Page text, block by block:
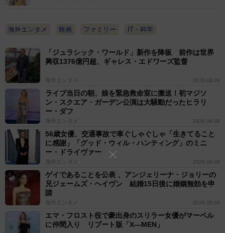
海外エンタメ 映画 ファミリー IT・科学
「ジュラシック・ワールド」新作を降板 前作は世界
興収1376億円超、ギャレス・エドワーズ監督
海外エンタメ 2026.08.08
ライブ当日の朝、娘を緊急救命室に搬送！初マジソ
ン・スクエア・ガーデン公演は大騒動だったヒラリ
ー・ダフ
海外エンタメ 2026.08.08
56歳女優、交通事故で車ぐしゃぐしゃ「生きてること
に感謝」「グッド・ウィル・ハンティング」のミニ
ー・ドライヴァー
海外エンタメ 2026.08.08
ゲイであることを公表 、アンジェリーナ・ジョリーの
兄ジェームズ・ヘイヴン 結婚15日後に婚姻無効を申
請
海外エンタメ 2026.08.08
エマ・フロスト役で豪出身のスリラー女優がマーベル
に仲間入り リブート版「X―MEN」